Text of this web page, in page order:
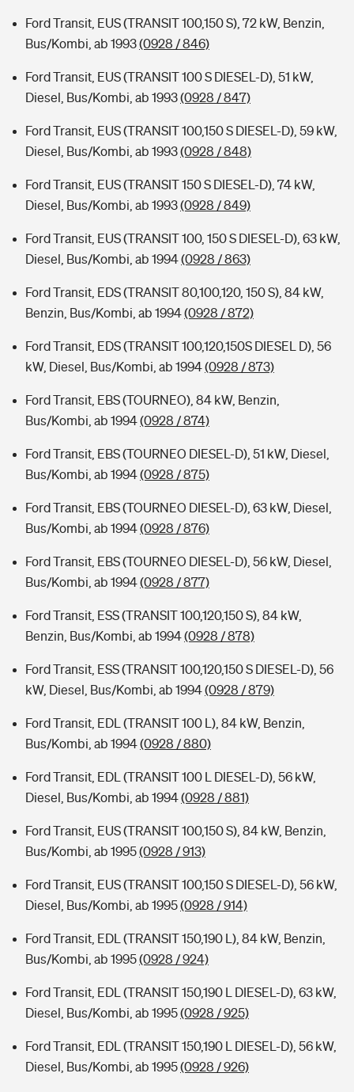
Ford Transit, EUS (TRANSIT 100,150 S), 72 kW, Benzin,
Bus/Kombi, ab 1993(0928 / 846)
Ford Transit, EUS (TRANSIT 100 S DIESEL-D), 51 kW,
Diesel, Bus/Kombi, ab 1993(0928 / 847)
Ford Transit, EUS (TRANSIT 100,150 S DIESEL-D), 59 kW,
Diesel, Bus/Kombi, ab 1993(0928 / 848)
Ford Transit, EUS (TRANSIT 150 S DIESEL-D), 74 kW,
Diesel, Bus/Kombi, ab 1993(0928 / 849)
Ford Transit, EUS (TRANSIT 100, 150 S DIESEL-D), 63 kW,
Diesel, Bus/Kombi, ab 1994(0928 / 863)
Ford Transit, EDS (TRANSIT 80,100,120, 150 S), 84 kW,
Benzin, Bus/Kombi, ab 1994(0928 / 872)
Ford Transit, EDS (TRANSIT 100,120,150S DIESEL D), 56
kW, Diesel, Bus/Kombi, ab 1994(0928 / 873)
Ford Transit, EBS (TOURNEO), 84 kW, Benzin,
Bus/Kombi, ab 1994(0928 / 874)
Ford Transit, EBS (TOURNEO DIESEL-D), 51 kW, Diesel,
Bus/Kombi, ab 1994(0928 / 875)
Ford Transit, EBS (TOURNEO DIESEL-D), 63 kW, Diesel,
Bus/Kombi, ab 1994(0928 / 876)
Ford Transit, EBS (TOURNEO DIESEL-D), 56 kW, Diesel,
Bus/Kombi, ab 1994(0928 / 877)
Ford Transit, ESS (TRANSIT 100,120,150 S), 84 kW,
Benzin, Bus/Kombi, ab 1994(0928 / 878)
Ford Transit, ESS (TRANSIT 100,120,150 S DIESEL-D), 56
kW, Diesel, Bus/Kombi, ab 1994(0928 / 879)
Ford Transit, EDL (TRANSIT 100 L), 84 kW, Benzin,
Bus/Kombi, ab 1994(0928 / 880)
Ford Transit, EDL (TRANSIT 100 L DIESEL-D), 56 kW,
Diesel, Bus/Kombi, ab 1994(0928 / 881)
Ford Transit, EUS (TRANSIT 100,150 S), 84 kW, Benzin,
Bus/Kombi, ab 1995(0928 / 913)
Ford Transit, EUS (TRANSIT 100,150 S DIESEL-D), 56 kW,
Diesel, Bus/Kombi, ab 1995(0928 / 914)
Ford Transit, EDL (TRANSIT 150,190 L), 84 kW, Benzin,
Bus/Kombi, ab 1995(0928 / 924)
Ford Transit, EDL (TRANSIT 150,190 L DIESEL-D), 63 kW,
Diesel, Bus/Kombi, ab 1995(0928 / 925)
Ford Transit, EDL (TRANSIT 150,190 L DIESEL-D), 56 kW,
Diesel, Bus/Kombi, ab 1995(0928 / 926)